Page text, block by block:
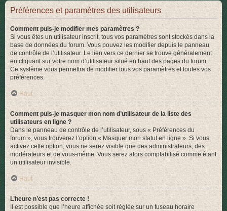
Préférences et paramètres des utilisateurs
Comment puis-je modifier mes paramètres ?
Si vous êtes un utilisateur inscrit, tous vos paramètres sont stockés dans la
base de données du forum. Vous pouvez les modifier depuis le panneau
de contrôle de l’utilisateur. Le lien vers ce dernier se trouve généralement
en cliquant sur votre nom d’utilisateur situé en haut des pages du forum.
Ce système vous permettra de modifier tous vos paramètres et toutes vos
préférences.
Haut
Comment puis-je masquer mon nom d’utilisateur de la liste des
utilisateurs en ligne ?
Dans le panneau de contrôle de l’utilisateur, sous « Préférences du
forum », vous trouverez l’option « Masquer mon statut en ligne ». Si vous
activez cette option, vous ne serez visible que des administrateurs, des
modérateurs et de vous-même. Vous serez alors comptabilisé comme étant
un utilisateur invisible.
Haut
L’heure n’est pas correcte !
Il est possible que l’heure affichée soit réglée sur un fuseau horaire